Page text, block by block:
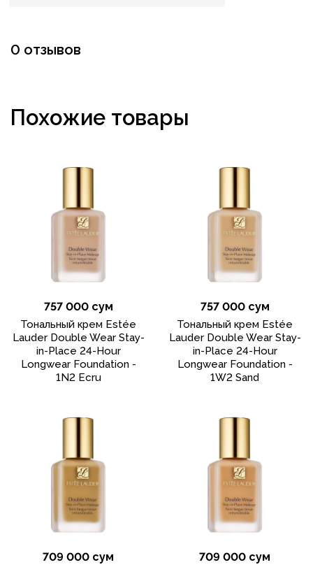
0 отзывов
Похожие товары
757 000 сум
Тональный крем Estée
Lauder Double Wear Stay-
in-Place 24-Hour
Longwear Foundation -
1N2 Ecru
757 000 сум
Тональный крем Estée
Lauder Double Wear Stay-
in-Place 24-Hour
Longwear Foundation -
1W2 Sand
709 000 сум 709 000 сум